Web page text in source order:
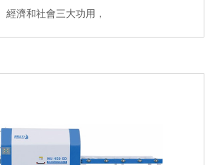
經濟和社會三大功用，